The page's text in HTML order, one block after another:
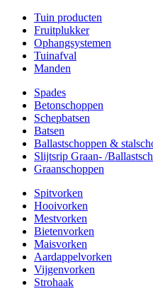
Tuin producten
Fruitplukker
Ophangsystemen
Tuinafval
Manden
Spades
Betonschoppen
Schepbatsen
Batsen
Ballastschoppen &
Slijtsrip Graan- /
Graanschoppen
Spitvorken
Hooivorken
Mestvorken
Bietenvorken
Maisvorken
Aardappelvorken
Vijgenvorken
Strohaak